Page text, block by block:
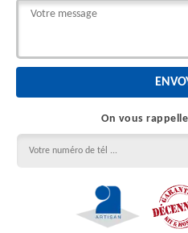
On vous